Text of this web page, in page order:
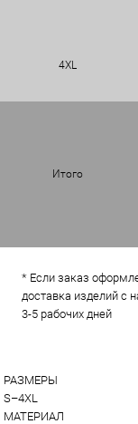
4XL
Итого
* Если заказ
доставка изделий с
3-5 рабочих дней
РАЗМЕРЫ
S–4XL
МАТЕРИАЛ